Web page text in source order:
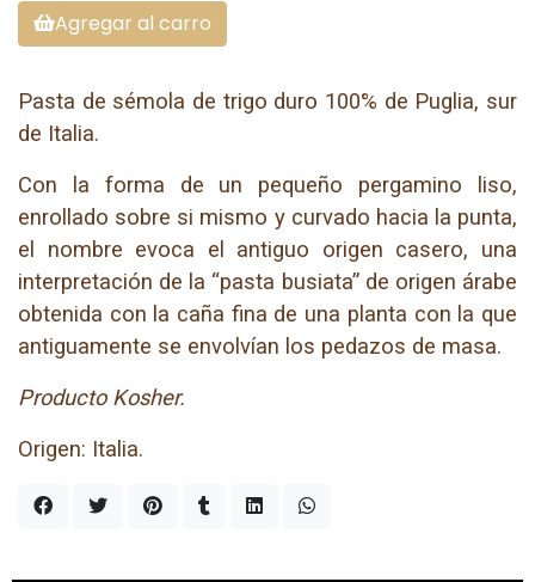
Agregar al carro
Pasta de sémola de trigo duro 100% de Puglia, sur
de Italia.
Con la forma de un pequeño pergamino liso,
enrollado sobre si mismo y curvado hacia la punta,
el nombre evoca el antiguo origen casero, una
interpretación de la “pasta busiata” de origen árabe
obtenida con la caña fina de una planta con la que
antiguamente se envolvían los pedazos de masa.
Producto Kosher.
Origen: Italia.